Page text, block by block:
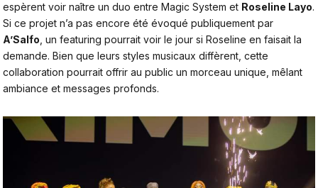
espèrent voir naître un duo entre Magic System et Roseline Layo.
Si ce projet n’a pas encore été évoqué publiquement par
A’Salfo , un featuring pourrait voir le jour si Roseline en faisait la
demande. Bien que leurs styles musicaux diffèrent, cette
collaboration pourrait offrir au public un morceau unique, mêlant
ambiance et messages profonds.